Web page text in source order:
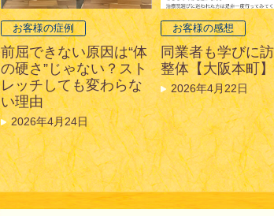
お客様の症例
前屈できない原因は“体
の硬さ”じゃない？スト
レッチしても変わらな
い理由
2026年4月24日
お客様の感想
同業者も学びに
整体【大阪本町】
2026年4月22日